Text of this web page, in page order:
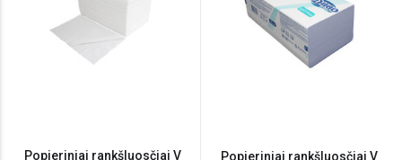
Popieriniai rankšluosčiai V
Popieriniai rankšluosčiai V